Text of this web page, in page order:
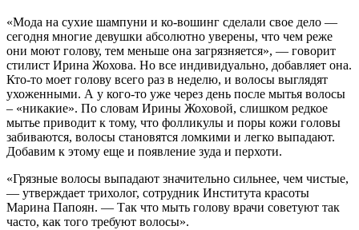
«Мода на сухие шампуни и ко-вошинг сделали свое дело —
сегодня многие девушки абсолютно уверены, что чем реже
они моют голову, тем меньше она загрязняется», — говорит
стилист Ирина Жохова. Но все индивидуально, добавляет она.
Кто-то моет голову всего раз в неделю, и волосы выглядят
ухоженными. А у кого-то уже через день после мытья волосы
– «никакие». По словам Ирины Жоховой, слишком редкое
мытье приводит к тому, что фолликулы и поры кожи головы
забиваются, волосы становятся ломкими и легко выпадают.
Добавим к этому еще и появление зуда и перхоти.
«Грязные волосы выпадают значительно сильнее, чем чистые,
— утверждает трихолог, сотрудник Института красоты
Марина Папоян. — Так что мыть голову врачи советуют так
часто, как того требуют волосы».